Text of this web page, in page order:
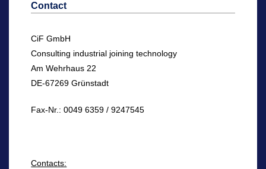
Contact
CiF GmbH
Consulting industrial joining technology
Am Wehrhaus 22
DE-67269 Grünstadt
Fax-Nr.: 0049 6359 / 9247545
Contacts: